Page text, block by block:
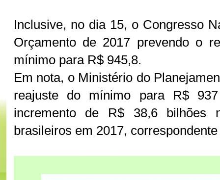
Inclusive, no dia 15, o Congresso
Orçamento de 2017 prevendo o
mínimo para R$ 945,8.
Em nota, o Ministério do
reajuste do mínimo para R$
incremento de R$ 38,6 bilhões
brasileiros em 2017,